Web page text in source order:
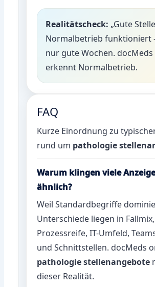
Realitätscheck: „Gute
Normalbetrieb funktioniert
nur gute Wochen. docMeds
erkennt Normalbetrieb.
FAQ
Kurze Einordnung zu
rund um pathologie
Warum klingen viele
ähnlich?
Weil Standardbegriffe
Unterschiede liegen in Fallmix,
Prozessreife, IT-Umfeld,
und Schnittstellen. docMeds
pathologie stellenangebote
dieser Realität.